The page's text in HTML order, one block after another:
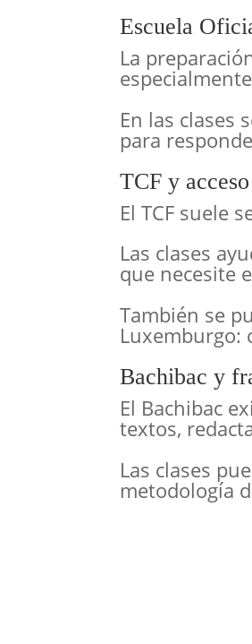
Escuela
La
En las clases
para
TCF y
El TCF suele
Las clases
que necesite
También se
Luxemburgo:
Bachibac y
El Bachibac
textos,
Las clases
metodología